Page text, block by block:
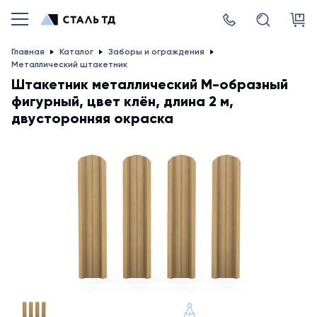
Главная Каталог
Заборы и ограждения
Металлический штакетник
Штакетник металлический М-образный
фигурный, цвет клён, длина 2 м,
двусторонняя окраска